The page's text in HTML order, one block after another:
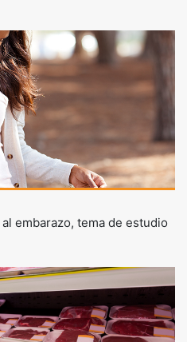
embarazo, tema de estudio